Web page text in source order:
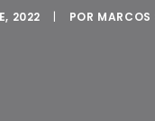
2022 | POR MARCOS